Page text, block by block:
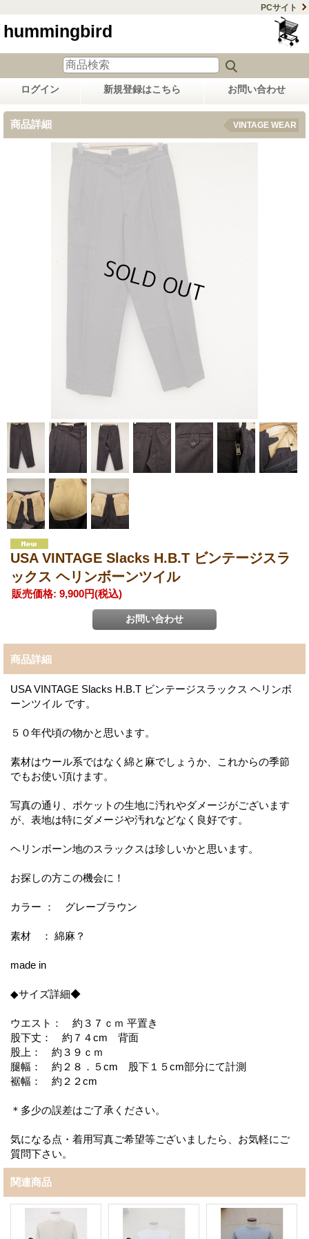
PCサイト
hummingbird
ログイン 新規登録はこちら お問い合わせ
商品詳細 VINTAGE WEAR
USA VINTAGE Slacks H.B.T ビンテージスラ
ックス ヘリンボーンツイル
販売価格: 9,900円(税込)
商品詳細
USA VINTAGE Slacks H.B.T ビンテージスラックス ヘリンボ
ーンツイル です。
５０年代頃の物かと思います。
素材はウール系ではなく綿と麻でしょうか、これからの季節
でもお使い頂けます。
写真の通り、ポケットの生地に汚れやダメージがございます
が、表地は特にダメージや汚れなどなく良好です。
ヘリンボーン地のスラックスは珍しいかと思います。
お探しの方この機会に！
カラー ： グレーブラウン
素材 ： 綿麻？
made in
◆サイズ詳細◆
ウエスト： 約３７ｃｍ 平置き
股下丈： 約７４cm 背面
股上： 約３９ｃｍ
腿幅： 約２８．５cm 股下１５cm部分にて計測
裾幅： 約２２cm
＊多少の誤差はご了承ください。
気になる点・着用写真ご希望等ございましたら、お気軽にご
質問下さい。
関連商品